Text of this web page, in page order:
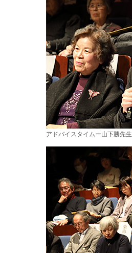
アドバイスタイムー山下勝先生